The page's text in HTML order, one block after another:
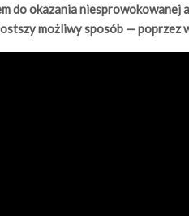
do okazania niesprowokowanej
możliwy sposób — poprzez